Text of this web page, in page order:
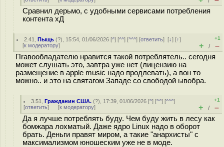
Сравнил дерьмо, с удобными сервисами потребления
контента хД
2.41 ,Пыщь (?), 15:54, 01/06/2026 [^] [^^] [^^^] [ответить][↓] [↑]
[к модератору]
+1
+ / –
Пrавообладателю нравится такой потреблятель.. сегодня
может слушать это, завтра уже нет (лицензию на
размещение в apple music надо продлевать), а вон то
можно.. и это на святагом Западе со свободой ывобра.
3.51 ,Гражданин США. (?), 17:39, 01/06/2026 [^] [^^] [^^^]
[ответить] [к модератору]
+1
+ / –
Да я лучше потреблять буду. Чем буду жить в лесу как
бомжара лохматый. Даже ядро Linux надо в оборот
брать. Деньги правят миром, а такие "анархисты" с
максимализмом юношеским уже не в моде.